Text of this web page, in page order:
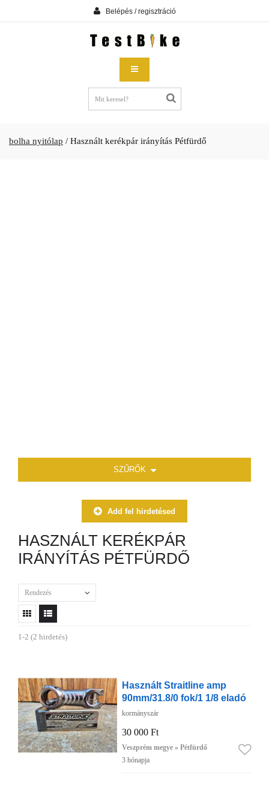
Belépés / regisztráció
bolha nyitólap / Használt kerékpár irányítás Pétfürdő
SZŰRŐK
Add fel hirdetésed
HASZNÁLT KERÉKPÁR
IRÁNYÍTÁS PÉTFÜRDŐ
Rendezés
1-2 (2 hirdetés)
Használt Straitline amp
90mm/31.8/0 fok/1 1/8 eladó
kormányszár
30 000 Ft
Veszprém megye » Pétfürdő
3 hónapja